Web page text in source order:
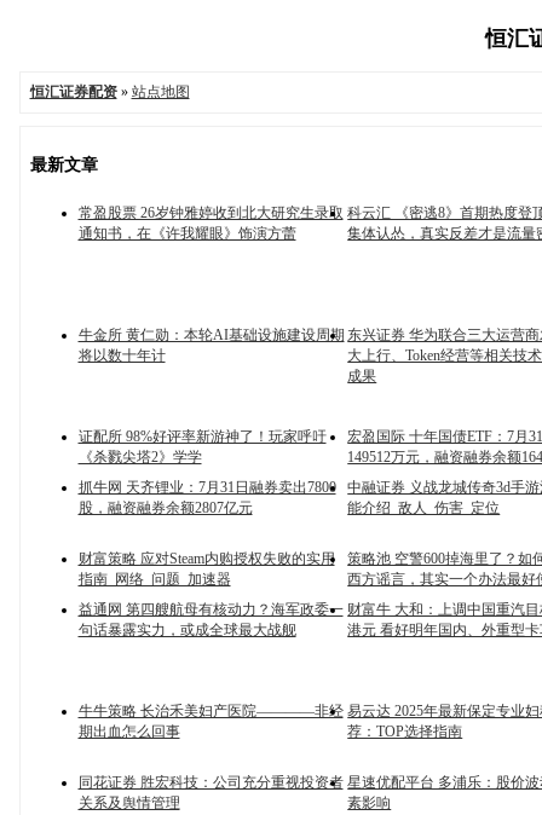
恒汇
恒汇证券配资» 站点地图
最新文章
常盈股票 26岁钟雅婷收到北大研究生录取
通知书，在《许我耀眼》饰演方蕾
科云汇 《密逃8》首期热度登
集体认怂，真实反差才是流量
牛金所 黄仁勋：本轮AI基础设施建设周期
将以数十年计
东兴证券 华为联合三大运营
大上行、Token经营等相关技
成果
证配所 98%好评率新游神了！玩家呼吁
《杀戮尖塔2》学学
宏盈国际 十年国债ETF：7月
149512万元，融资融券余额
抓牛网 天齐锂业：7月31日融券卖出7800
股，融资融券余额2807亿元
中融证券 义战龙城传奇3d手
能介绍_敌人_伤害_定位
财富策略 应对Steam内购授权失败的实用
指南_网络_问题_加速器
策略池 空警600掉海里了？如
西方谣言，其实一个办法最好
益通网 第四艘航母有核动力？海军政委一
句话暴露实力，或成全球最大战舰
财富牛 大和：上调中国重汽
港元 看好明年国内、外重型
牛牛策略 长治禾美妇产医院————非经
期出血怎么回事
易云达 2025年最新保定专业
荐：TOP选择指南
同花证券 胜宏科技：公司充分重视投资者
关系及舆情管理
星速优配平台 多浦乐：股价
素影响